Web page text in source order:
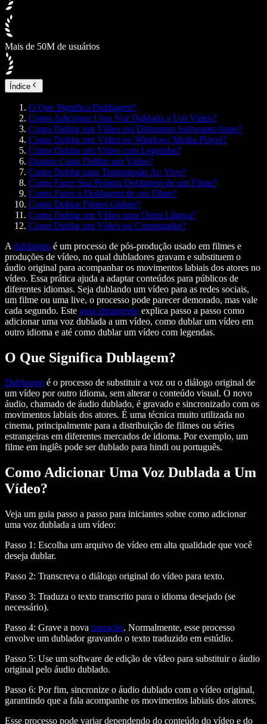
Mais de 50M de usuários
Índice
O Que Significa Dublagem?
Como Adicionar Uma Voz Dublada a Um Vídeo?
Como Dublar um Vídeo em Diferentes Softwares/Apps?
Como Dublar um Vídeo no Windows Media Player?
Como Dublar um Vídeo com Legendas?
Quanto Custa Dublar um Vídeo?
Como Dublar uma Transmissão Ao Vivo?
Como Fazer Sua Própria Dublagem de um Filme?
Como Fazer a Dublagem de um Filme?
Como Dublar Filmes Online?
Como Dublar um Vídeo para Outra Língua?
Como Dublar um Vídeo no Computador?
A dublagem é um processo de pós-produção usado em filmes e
produções de vídeo, no qual dubladores gravam e substituem o
áudio original para acompanhar os movimentos labiais dos atores no
vídeo. Essa prática ajuda a adaptar conteúdos para públicos de
diferentes idiomas. Seja dublando um vídeo para as redes sociais,
um filme ou uma live, o processo pode parecer demorado, mas vale
cada segundo. Este guia abrangente explica passo a passo como
adicionar uma voz dublada a um vídeo, como dublar um vídeo em
outro idioma e até como dublar um vídeo com legendas.
O Que Significa Dublagem?
Dublagem é o processo de substituir a voz ou o diálogo original de
um vídeo por outro idioma, sem alterar o conteúdo visual. O novo
áudio, chamado de áudio dublado, é gravado e sincronizado com os
movimentos labiais dos atores. É uma técnica muito utilizada no
cinema, principalmente para a distribuição de filmes ou séries
estrangeiras em diferentes mercados de idioma. Por exemplo, um
filme em inglês pode ser dublado para hindi ou português.
Como Adicionar Uma Voz Dublada a Um
Vídeo?
Veja um guia passo a passo para iniciantes sobre como adicionar
uma voz dublada a um vídeo:
Passo 1: Escolha um arquivo de vídeo em alta qualidade que você
deseja dublar.
Passo 2: Transcreva o diálogo original do vídeo para texto.
Passo 3: Traduza o texto transcrito para o idioma desejado (se
necessário).
Passo 4: Grave a nova narração. Normalmente, esse processo
envolve um dublador gravando o texto traduzido em estúdio.
Passo 5: Use um software de edição de vídeo para substituir o áudio
original pelo áudio dublado.
Passo 6: Por fim, sincronize o áudio dublado com o vídeo original,
garantindo que a fala acompanhe os movimentos labiais dos atores.
Esse processo pode variar dependendo do conteúdo do vídeo e do